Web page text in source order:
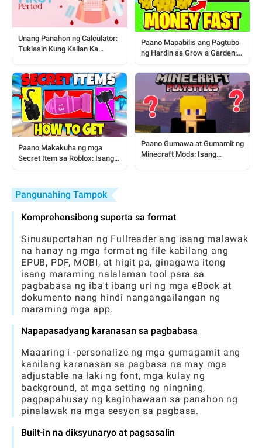
Unang Panahon ng Calculator:
Tuklasin Kung Kailan Ka
Paano Mapabilis ang Pagtubo
ng Hardin sa Grow a Garden:
Manlalaro
Paano Makakuha ng mga
Secret Item sa Roblox: Isang
Paano Gumawa at Gumamit ng
Minecraft Mods: Isang
Pangunahing Tampok
Komprehensibong suporta sa format
Sinusuportahan ng Fullreader ang isang malawak
na hanay ng mga format ng file kabilang ang
EPUB, PDF, MOBI, at higit pa, ginagawa itong
isang maraming nalalaman tool para sa
pagbabasa ng iba't ibang uri ng mga eBook at
dokumento nang hindi nangangailangan ng
maraming mga app.
Napapasadyang karanasan sa pagbabasa
Maaaring i -personalize ng mga gumagamit ang
kanilang karanasan sa pagbasa na may mga
adjustable na laki ng font, mga kulay ng
background, at mga setting ng ningning,
pagpapahusay ng kaginhawaan sa panahon ng
pinalawak na mga sesyon sa pagbasa.
Built-in na diksyunaryo at pagsasalin